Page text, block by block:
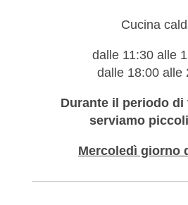
Cucina
dalle 11:30 alle
dalle 18:00 alle
Durante il periodo di
serviamo
Mercoledì giorno